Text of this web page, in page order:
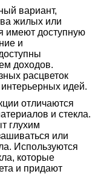
вариант,
жилых или
имеют доступную
и
доходов.
расцветок
идей.
отличаются
и стекла.
глухим
или
Используются
которые
и придают